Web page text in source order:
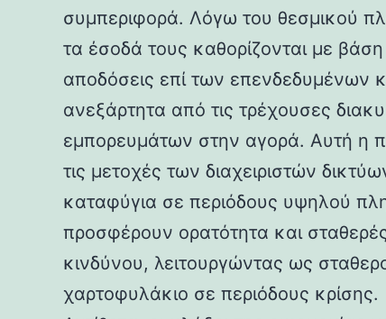
συμπεριφορά. Λόγω του θεσμικού
τα έσοδά τους καθορίζονται με
αποδόσεις επί των επενδεδυμένων
ανεξάρτητα από τις τρέχουσες
εμπορευμάτων στην αγορά. Αυτή η
τις μετοχές των διαχειριστών
καταφύγια σε περιόδους υψηλού
προσφέρουν ορατότητα και
κινδύνου, λειτουργώντας ως
χαρτοφυλάκιο σε περιόδους κρίσης.